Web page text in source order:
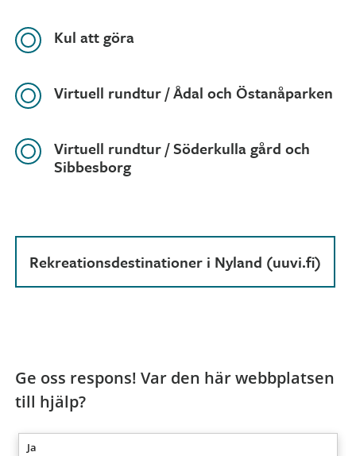
Kul att göra
Virtuell rundtur / Ådal och Östanåparken
Virtuell rundtur / Söderkulla gård och
Sibbesborg
Rekreationsdestinationer i Nyland (uuvi.fi)
Ge oss respons! Var den här webbplatsen
till hjälp?
Ja